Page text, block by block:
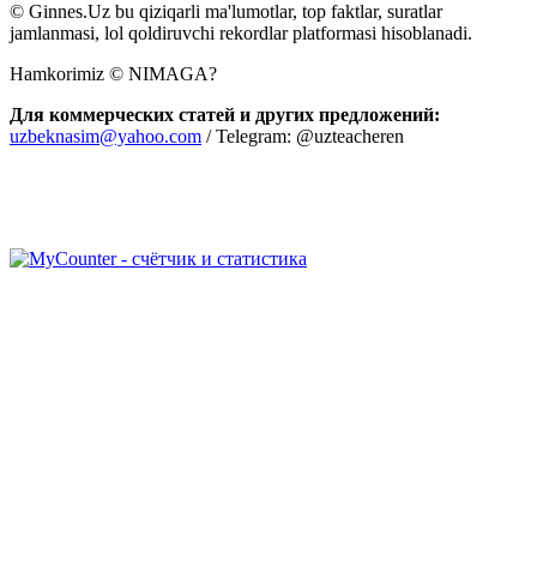
© Ginnes.Uz bu qiziqarli ma'lumotlar, top faktlar, suratlar
jamlanmasi, lol qoldiruvchi rekordlar platformasi hisoblanadi.
Hamkorimiz © NIMAGA?
Для коммерческих статей и других предложений:
uzbeknasim@yahoo.com / Telegram: @uzteacheren